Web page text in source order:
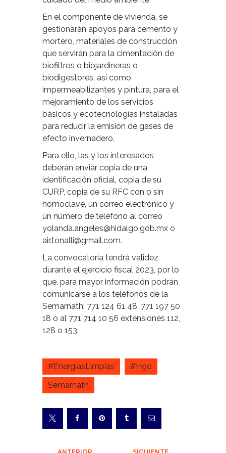
En el componente de vivienda, se
gestionarán apoyos para cemento y
mortero, materiales de construcción
que servirán para la cimentación de
biofiltros o biojardineras o
biodigestores, así como
impermeabilizantes y pintura, para el
mejoramiento de los servicios
básicos y ecotecnologías instaladas
para reducir la emisión de gases de
efecto invernadero.
Para ello, las y los interesados
deberán enviar copia de una
identificación oficial, copia de su
CURP, copia de su RFC con o sin
homoclave, un correo electrónico y
un número de teléfono al correo
yolanda.angeles@hidalgo.gob.mx o
air.tonalli@gmail.com.
La convocatoria tendrá validez
durante el ejercicio fiscal 2023, por lo
que, para mayor información podrán
comunicarse a los teléfonos de la
Semarnath: 771 124 61 48, 771 197 50
18 o al 771 714 10 56 extensiones 112,
128 o 153.
#EnergiasLimpias
#Hgo
Semarnath